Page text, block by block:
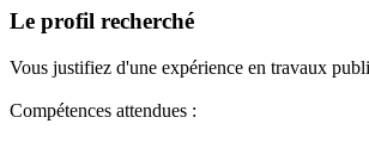
Le profil recherché
Vous justifiez d'une expérience en travaux
Compétences attendues :